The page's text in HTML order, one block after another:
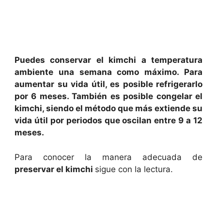
Puedes conservar el kimchi a temperatura
ambiente una semana como máximo. Para
aumentar su vida útil, es posible refrigerarlo
por 6 meses. También es posible congelar el
kimchi, siendo el método que más extiende su
vida útil por periodos que oscilan entre 9 a 12
meses.
Para conocer la manera adecuada de
preservar el kimchi sigue con la lectura.